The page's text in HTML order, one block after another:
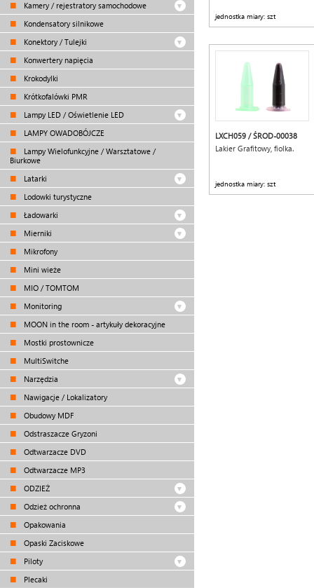
Kamery / rejestratory samochodowe
Kondensatory silnikowe
Konektory / Tulejki
Konwertery napięcia
Krokodylki
Krótkofalówki PMR
Lampy LED / Oświetlenie LED
LAMPY OWADOBÓJCZE
Lampy Wielofunkcyjne / Warsztatowe /
Biurkowe
Latarki
Lodowki turystyczne
Ładowarki
Mierniki
Mikrofony
Mini wieże
MIO / TOMTOM
Monitoring
MOON in the room - artykuły dekoracyjne
Mostki prostownicze
MultiSwitche
Narzędzia
Nawigacje / Lokalizatory
Obudowy MDF
Odstraszacze Gryzoni
Odtwarzacze DVD
Odtwarzacze MP3
ODZIEŻ
Odzież ochronna
Opakowania
Opaski Zaciskowe
Piloty
Plecaki
jednostka miary: szt
LXCH059 / ŚROD-00038
Lakier Grafitowy, fiolka.
jednostka miary: szt